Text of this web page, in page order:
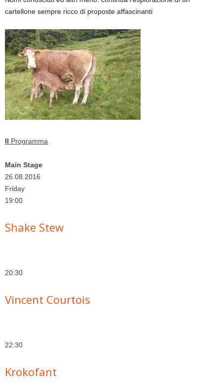
cartellone sempre ricco di proposte affascinanti
Il Programma
Main Stage
26.08.2016
Friday
19:00
Shake Stew
20:30
Vincent Courtois
22:30
Krokofant